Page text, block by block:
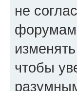
не
чтобы